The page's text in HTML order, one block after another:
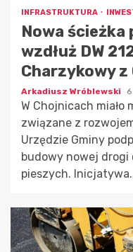
INFRASTRUKTURA
Nowa
wzdłuż DW
Charzykowy z
Arkadiusz Wróblewski
W Chojnicach
związane z
Urzędzie Gminy
budowy nowej drogi
pieszych.